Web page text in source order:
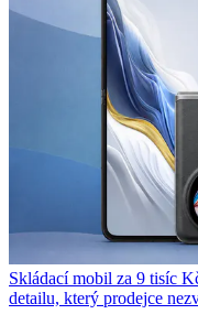
Skládací mobil za 9 tisíc
detailu, který prodejce